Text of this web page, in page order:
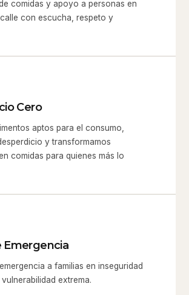
comidas y apoyo a personas en
con escucha, respeto y
Cero
aptos para el consumo,
y transformamos
comidas para quienes más lo
Emergencia
a familias en inseguridad
extrema.